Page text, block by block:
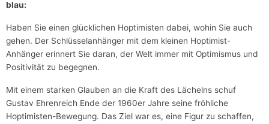
blau:
Haben Sie einen glücklichen Hoptimisten dabei, wohin Sie auch
gehen. Der Schlüsselanhänger mit dem kleinen Hoptimist-
Anhänger erinnert Sie daran, der Welt immer mit Optimismus und
Positivität zu begegnen.
Mit einem starken Glauben an die Kraft des Lächelns schuf
Gustav Ehrenreich Ende der 1960er Jahre seine fröhliche
Hoptimisten-Bewegung. Das Ziel war es, eine Figur zu schaffen,